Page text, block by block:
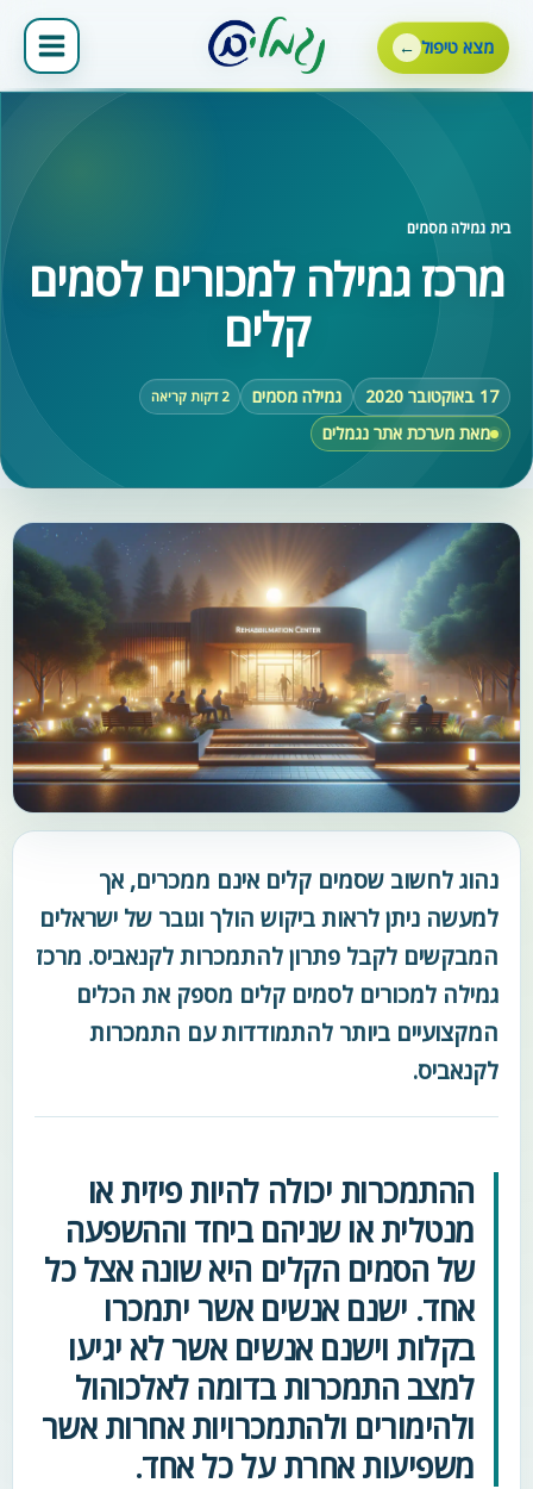
לתוכןמצא טיפול
בית‹גמילה מסמים
מרכז גמילה למכורים לסמים
קלים
17 באוקטובר 2020 גמילה מסמים 2 דקות קריאה
מאת מערכת אתר נגמלים
נהוג לחשוב שסמים קלים אינם ממכרים, אך
למעשה ניתן לראות ביקוש הולך וגובר של ישראלים
המבקשים לקבל פתרון להתמכרות לקנאביס. מרכז
גמילה למכורים לסמים קלים מספק את הכלים
המקצועיים ביותר להתמודדות עם התמכרות
לקנאביס.
ההתמכרות יכולה להיות פיזית או
מנטלית או שניהם ביחד וההשפעה
של הסמים הקלים היא שונה אצל כל
אחד. ישנם אנשים אשר יתמכרו
בקלות וישנם אנשים אשר לא יגיעו
למצב התמכרות בדומה לאלכוהול
ולהימורים ולהתמכרויות אחרות אשר
משפיעות אחרת על כל אחד.